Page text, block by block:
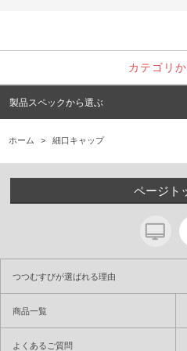
カテゴリ
製品スペックから選ぶ
ホーム > 細口キャップ
ページト
つつむすびが選ばれる理由
商品一覧
よくあるご質問